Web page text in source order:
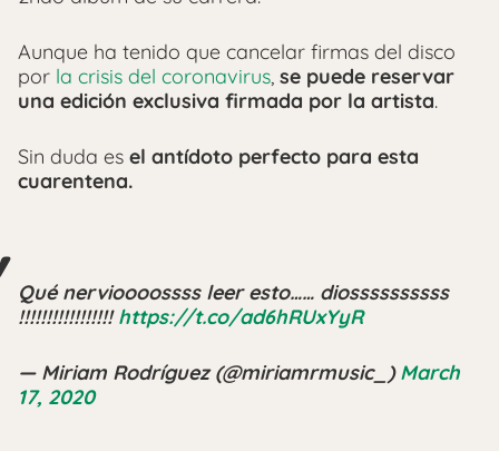
Aunque ha tenido que cancelar firmas del disco
por la crisis del coronavirus, se puede reservar
una edición exclusiva firmada por la artista.
Sin duda es el antídoto perfecto para esta
cuarentena.
Qué nervioooossss leer esto…… diossssssssss
!!!!!!!!!!!!!!!!!https://t.co/ad6hRUxYyR
— Miriam Rodríguez (@miriamrmusic_)March
17, 2020